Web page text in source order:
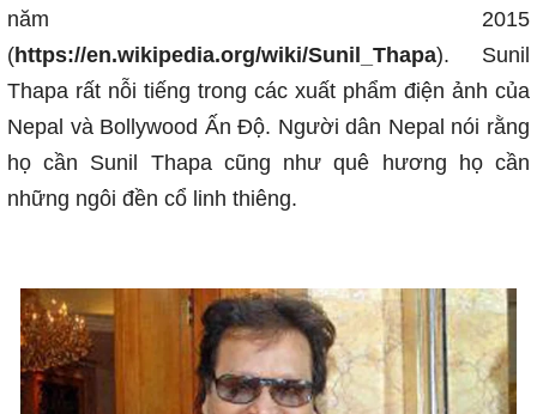
năm 2015
(https://en.wikipedia.org/wiki/Sunil_Thapa). Sunil
Thapa rất nỗi tiếng trong các xuất phẩm điện ảnh của
Nepal và Bollywood Ấn Độ. Người dân Nepal nói rằng
họ cần Sunil Thapa cũng như quê hương họ cần
những ngôi đền cổ linh thiêng.